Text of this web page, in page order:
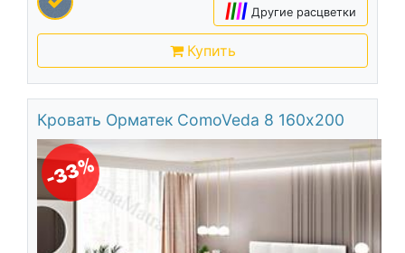
|||| Другие расцветки
Купить
Кровать Орматек ComoVeda 8 160х200
-33%